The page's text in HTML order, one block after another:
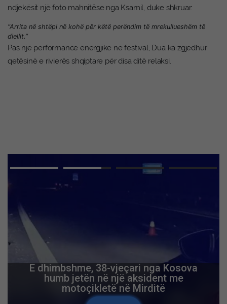
ndjekësit një foto mahnitëse nga Ksamil, duke shkruar:
“Arrita në shtëpi në kohë për këtë perëndim të mrekullueshëm të
diellit.”
Pas një performance energjike në festival, Dua ka zgjedhur
qetësinë e rivierës shqiptare për disa ditë relaksi.
E dhimbshme, 38-vjeçari nga Kosova
humb jetën në një aksident me
motoçikletë në Mirditë